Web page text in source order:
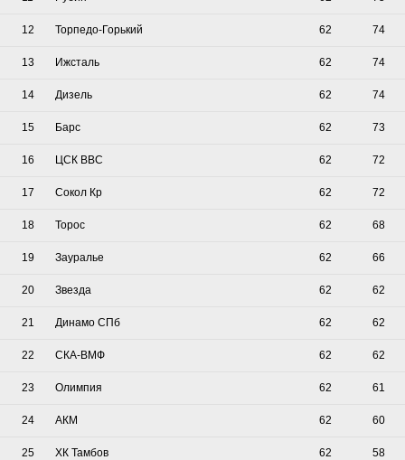
12 Торпедо-Горький 62 74
13 Ижсталь 62 74
14 Дизель 62 74
15 Барс 62 73
16 ЦСК ВВС 62 72
17 Сокол Кр 62 72
18 Торос 62 68
19 Зауралье 62 66
20 Звезда 62 62
21 Динамо СПб 62 62
22 СКА-ВМФ 62 62
23 Олимпия 62 61
24 АКМ 62 60
25 ХК Тамбов 62 58